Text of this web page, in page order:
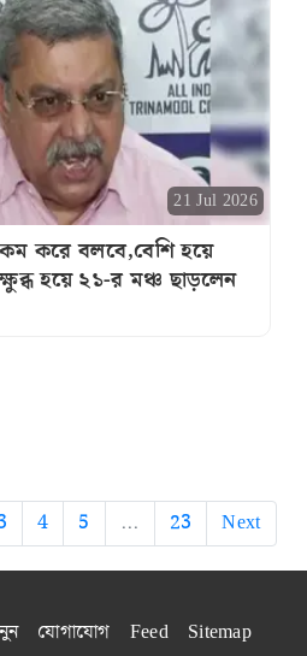
21 Jul 2026
করে বলবে,বেশি হয়ে
হয়ে ২১-র মঞ্চ ছাড়লেন
4 5 ... 23 Next
যোগাযোগ Feed Sitemap